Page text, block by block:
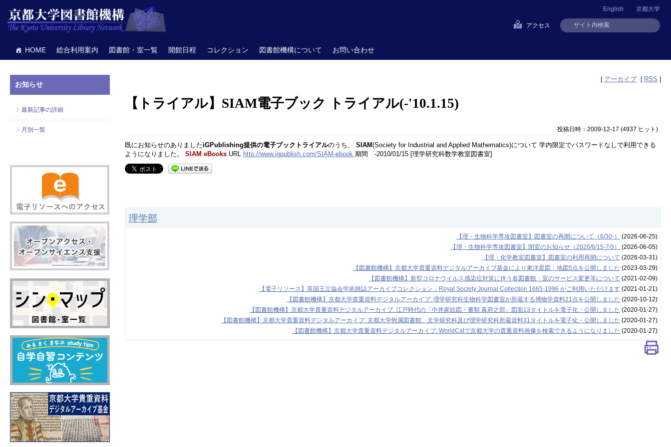
京都大学
English
アクセス
HOME 総合利用案内 図書館・室一覧 開館日程 コレクション 図書館機構について お問い合わせ
| アーカイブ | RSS |
【トライアル】SIAM電子ブック トライアル(-'10.1.15)
投稿日時：2009-12-17 (4937 ヒット )
既にお知らせのありましたiGPublishing提供の電子ブックトライアルのうち、 SIAM(Society for Industrial and Applied Mathematics)について 学内限定でパスワードなしで利用できる
ようになりました。 SIAM eBooks URL http://www.igpublish.com/SIAM-ebook 期間 -2010/01/15 [理学研究科数学教室図書室]
理学部
【理・生物科学専攻図書室】図書室の再開について（6/30-）
(2026-06-25)
【理・生物科学専攻図書室】閉室のお知らせ（2026/6/15-7/3）
(2026-06-05)
【理・化学教室図書室】図書室の利用再開について (2026-03-31)
【図書館機構】京都大学貴重資料デジタルアーカイブ基金により東洋星図・地図5点を公開しました (2023-03-29)
【図書館機構】新型コロナウイルス感染症対策に伴う各図書館・室のサービス変更等について (2021-02-09)
【電子リソース】英国王立協会学術雑誌アーカイブコレクション：Royal Society Journal Collection 1665-1996 がご利用いただけます(2021-01-21)
【図書館機構】京都大学貴重資料デジタルアーカイブ: 理学研究科生物科学図書室が所蔵する博物学資料21点を公開しました (2020-10-12)
【図書館機構】京都大学貴重資料デジタルアーカイブ: 江戸時代の「中井家絵図・書類 幕府之部」図面13タイトルを電子化・公開しました (2020-01-27)
【図書館機構】京都大学貴重資料デジタルアーカイブ: 京都大学附属図書館、文学研究科及び理学研究科所蔵資料31タイトルを電子化・公開しました (2020-01-27)
【図書館機構】京都大学貴重資料デジタルアーカイブ: WorldCatで京都大学の貴重資料画像を検索できるようになりました (2020-01-27)
お知らせ
最新記事の詳細
月別一覧